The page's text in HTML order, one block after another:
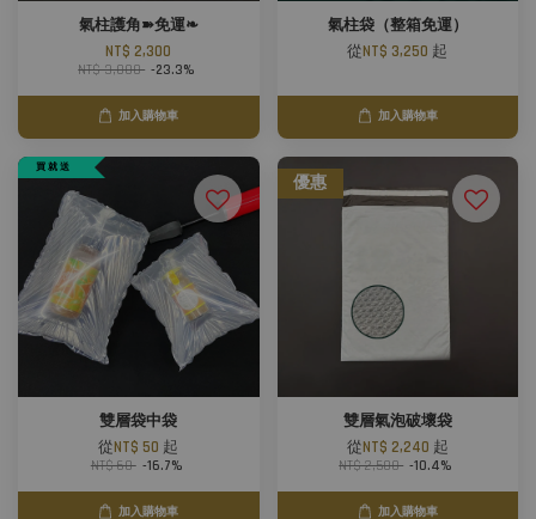
氣柱護角➽免運❧
NT$ 2,300
NT$ 3,000 -23.3%
加入購物車
氣柱袋（整箱免運）
從NT$ 3,250 起
加入購物車
買 就 送
雙層袋中袋
從NT$ 50 起
NT$ 60 -16.7%
加入購物車
優惠
雙層氣泡破壞袋
從NT$ 2,240 起
NT$ 2,500 -10.4%
加入購物車